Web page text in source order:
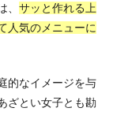
サッと作れる上
人気のメニューに
的なイメージを与
ざとい女子とも勘